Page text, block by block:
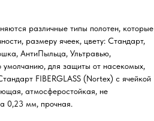
различные типы полотен, которые
размеру ячеек, цвету: Стандарт,
АнтиПыльца, Ультравью,
для защиты от насекомых,
FIBERGLASS (Nortex) с ячейкой
атмосферостойкая, не
0,23 мм, прочная.